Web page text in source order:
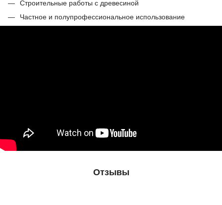
Строительные работы с древесиной
Частное и полупрофессиональное использование
Отзывы